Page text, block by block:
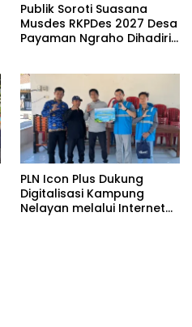
Publik Soroti Suasana
Musdes RKPDes 2027 Desa
Payaman Ngraho Dihadiri
PLN Icon Plus Dukung
Digitalisasi Kampung
Nelayan melalui Internet